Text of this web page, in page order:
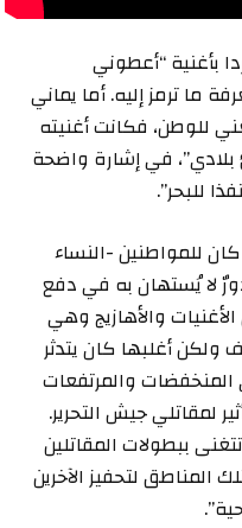
بأغنية “أعطوني
ما ترمز إليه. أما يماني
للوطن، فكانت أغنيته
في إشارة واضحة
للبحر”.
للمواطنين -النساء
لا يُستهان به في دفع
والأهازيج وهي
أغلبها كان يتدثر
المنخفضات والمرتفعات
لمقاتلي جيش التحرير.
ببطولات المقاتلين
لتحفيز الآخرين